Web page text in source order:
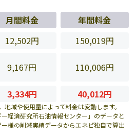
月間料金
年間料金
12,502円
150,019円
9,167円 110,006円
3,334円 40,012円
域や使用量によって料金は変動します。
経済研究所石油情報センター」のデータと
様の削減実績データからエネピ独自で算出